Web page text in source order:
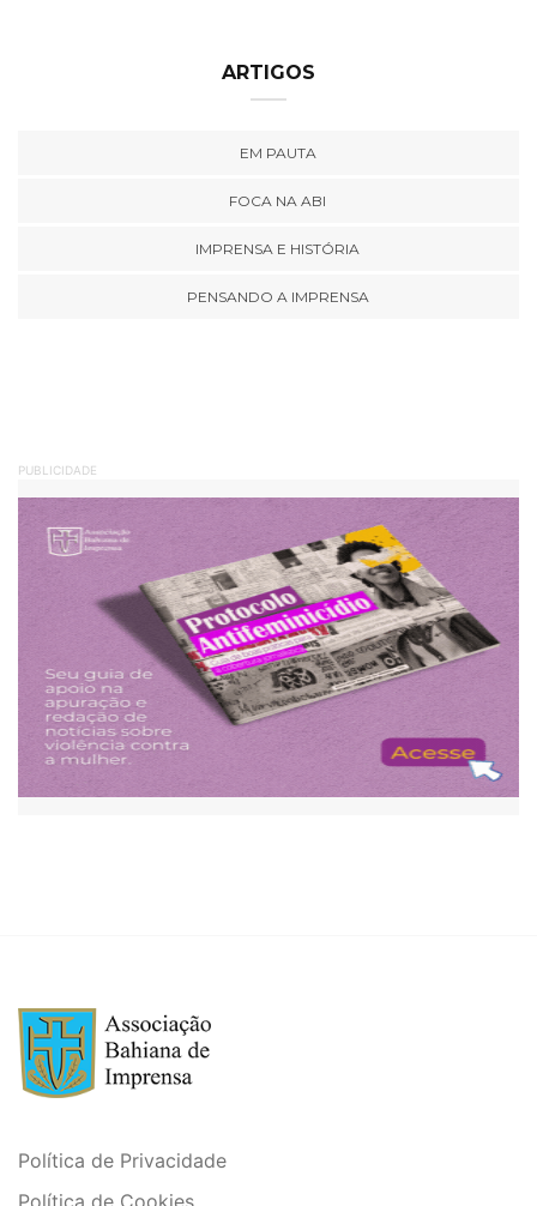
ARTIGOS
EM PAUTA
FOCA NA ABI
IMPRENSA E HISTÓRIA
PENSANDO A IMPRENSA
PUBLICIDADE
Política de Privacidade
Política de Cookies